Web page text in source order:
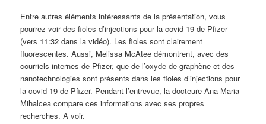
Entre autres éléments intéressants de la présentation, vous
pourrez voir des fioles d’injections pour la covid-19 de Pfizer
(vers 11:32 dans la vidéo). Les fioles sont clairement
fluorescentes. Aussi, Melissa McAtee démontrent, avec des
courriels internes de Pfizer, que de l’oxyde de graphène et des
nanotechnologies sont présents dans les fioles d’injections pour
la covid-19 de Pfizer. Pendant l’entrevue, la docteure Ana Maria
Mihalcea compare ces informations avec ses propres
recherches. À voir.